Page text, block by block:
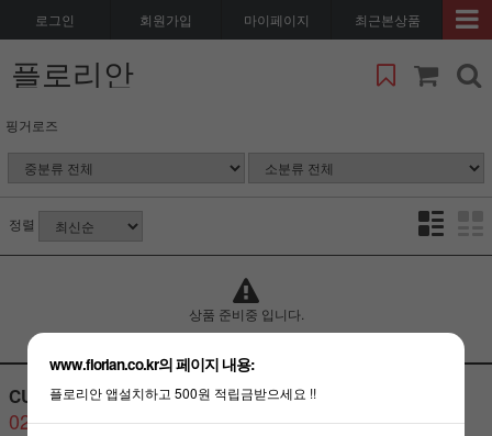
로그인 회원가입 마이페이지 최근본상품
플로리안
핑거로즈
정렬
상품 준비중 입니다.
CUSTOMER CENTER
02-3487-6080
BANK ACCOUNT
www.florian.co.kr의 페이지 내용:
플로리안 앱설치하고 500원 적립금받으세요 !!